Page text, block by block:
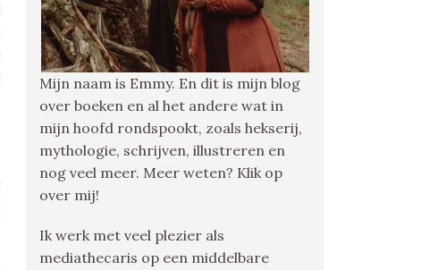
Mijn naam is Emmy. En dit is mijn blog
over boeken en al het andere wat in
mijn hoofd rondspookt, zoals hekserij,
mythologie, schrijven, illustreren en
nog veel meer. Meer weten? Klik op
over mij!
Ik werk met veel plezier als
mediathecaris op een middelbare